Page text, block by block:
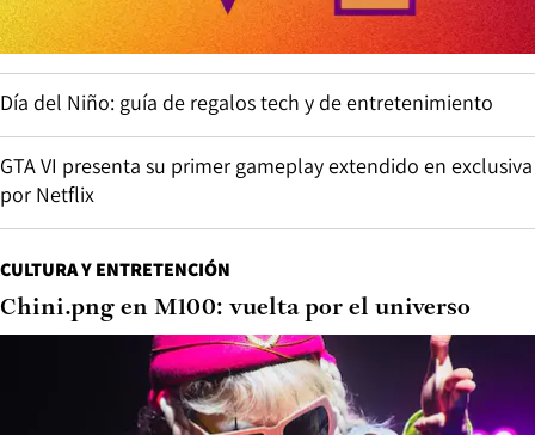
Día del Niño: guía de regalos tech y de entretenimiento
GTA VI presenta su primer gameplay extendido en exclusiva
por Netflix
CULTURA Y ENTRETENCIÓN
Chini.png en M100: vuelta por el universo